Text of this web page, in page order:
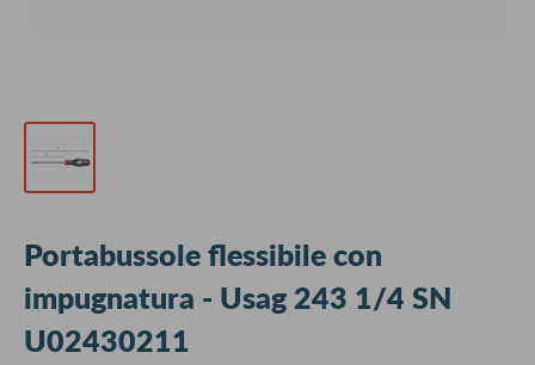
Portabussole flessibile con
impugnatura - Usag 243 1/4 SN
U02430211